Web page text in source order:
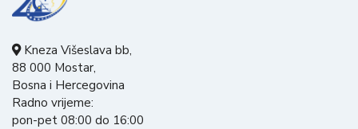
Kneza Višeslava bb,
88 000 Mostar,
Bosna i Hercegovina
Radno vrijeme:
pon-pet 08:00 do 16:00